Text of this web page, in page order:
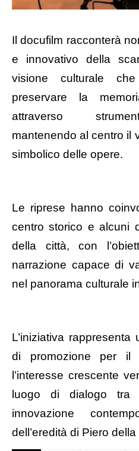
Il docufilm racconterà
e innovativo della
visione culturale
preservare la
attraverso
mantenendo al centro il
simbolico delle opere.
Le riprese hanno
centro storico e alcuni
della città, con
narrazione capace di
nel panorama culturale
L’iniziativa rappresenta
di promozione per il
l’interesse crescente
luogo di dialogo tra
innovazione
dell’eredità di Piero